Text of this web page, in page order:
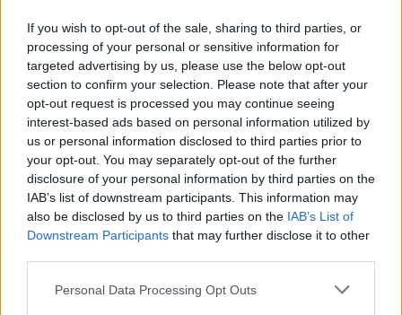
If you wish to opt-out of the sale, sharing to third parties, or
processing of your personal or sensitive information for
targeted advertising by us, please use the below opt-out
section to confirm your selection. Please note that after your
opt-out request is processed you may continue seeing
interest-based ads based on personal information utilized by
us or personal information disclosed to third parties prior to
your opt-out. You may separately opt-out of the further
disclosure of your personal information by third parties on the
IAB’s list of downstream participants. This information may
also be disclosed by us to third parties on the IAB’s List of
Downstream Participants that may further disclose it to other
Please note that this website/app uses one or more Google
Personal Data Processing Opt Outs
AUTORE
Staff